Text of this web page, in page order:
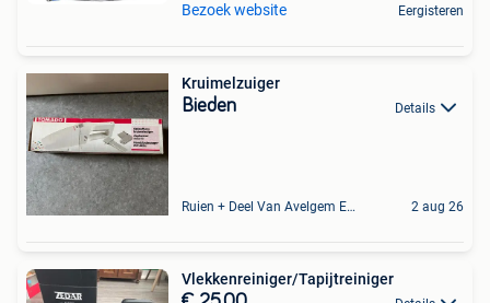
Bezoek website Eergisteren
Kruimelzuiger
Bieden Details
Ruien + Deel Van Avelgem En Waarmaarde 2 aug 26
Vlekkenreiniger/Tapijtreiniger